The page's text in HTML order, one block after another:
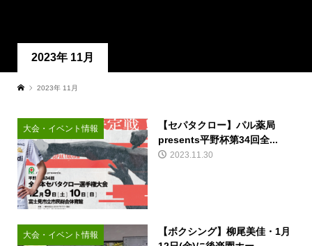
2023年 11月
2023年 11月
大会・イベント情報
【セパタクロー】パル薬局
presents平野杯第34回全...
2023.11.30
大会・イベント情報
【ボクシング】柳尾美佳・1月